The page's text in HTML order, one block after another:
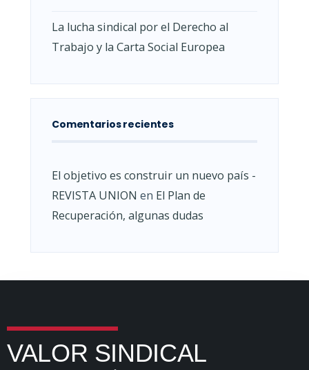
La lucha sindical por el Derecho al
Trabajo y la Carta Social Europea
Comentarios recientes
El objetivo es construir un nuevo país -
REVISTA UNION en El Plan de
Recuperación, algunas dudas
VALOR SINDICAL